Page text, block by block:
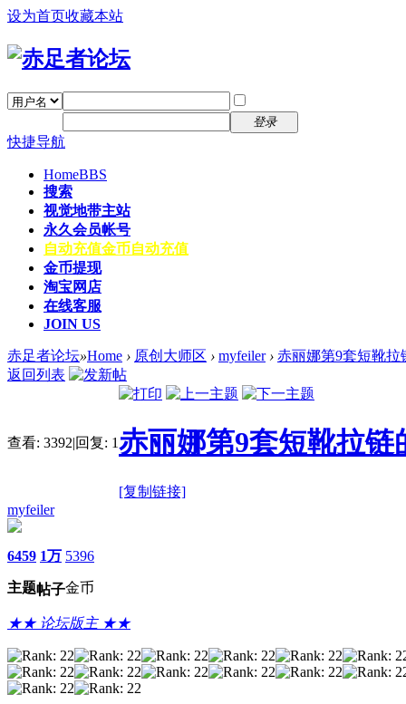
设为首页收藏本站
登录
快捷导航
HomeBBS
搜索
视觉地带主站
永久会员帐号
自动充值金币自动充值
金币提现
淘宝网店
在线客服
JOIN US
赤足者论坛»Home › 原创大师区 › myfeiler › 赤丽娜第9套短靴拉
返回列表
查看: 3392|回复: 1赤丽娜第9套短靴拉
[复制链接]
myfeiler
6459
主题
1万
帖子
5396
金币
★★ 论坛版主 ★★